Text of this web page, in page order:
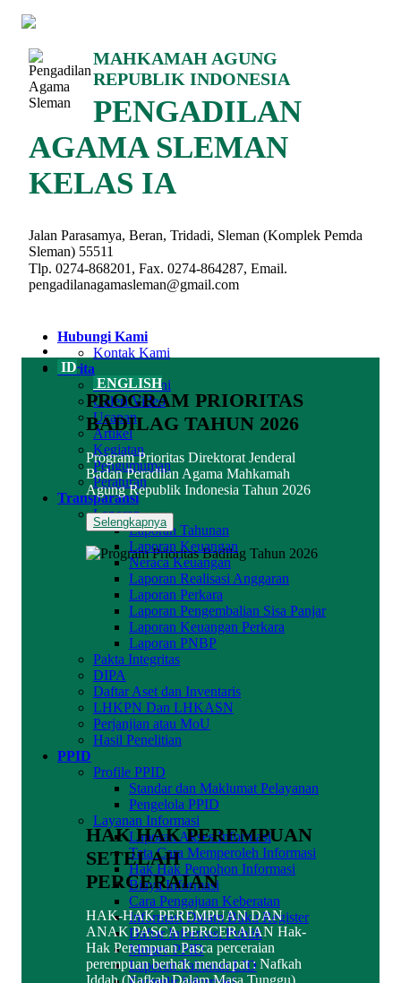
MAHKAMAH AGUNG
REPUBLIK INDONESIA
PENGADILAN
AGAMA SLEMAN
KELAS IA
Jalan Parasamya, Beran, Tridadi, Sleman (Komplek Pemda
Sleman) 55511
Tlp. 0274-868201, Fax. 0274-864287, Email.
pengadilanagamasleman@gmail.com
Hubungi Kami
Kontak Kami
Berita
Berita Terkini
Galeri Video
Ucapan
Artikel
Kegiatan
Pengumuman
Peraturan
Transparansi
Laporan
Laporan Tahunan
Laporan Keuangan
Neraca Keuangan
Laporan Realisasi Anggaran
Laporan Perkara
Laporan Pengembalian Sisa Panjar
Laporan Keuangan Perkara
Laporan PNBP
Pakta Integritas
DIPA
Daftar Aset dan Inventaris
LHKPN Dan LHKASN
Perjanjian atau MoU
Hasil Penelitian
PPID
Profile PPID
Standar dan Maklumat Pelayanan
Pengelola PPID
Layanan Informasi
Laporan Akses Informasi
Tata Cara Memperoleh Informasi
Hak Hak Pemohon Informasi
Biaya Informasi
Cara Pengajuan Keberatan
Informasi Dalam Buku Register
Daftar Informasi Publik
Monev PPID
Laporan Tahunan LID
ID
ENGLISH
PROGRAM PRIORITAS
BADILAG TAHUN 2026
Program Prioritas Direktorat Jenderal
Badan Peradilan Agama Mahkamah
Agung Republik Indonesia Tahun 2026
Selengkapnya
HAK HAK PEREMPUAN
SETELAH
PERCERAIAN
HAK-HAK PEREMPUAN DAN
ANAK PASCA PERCERAIAN Hak-
Hak Perempuan Pasca perceraian
perempuan berhak mendapat : Nafkah
Iddah (Nafkah Dalam Masa Tunggu)